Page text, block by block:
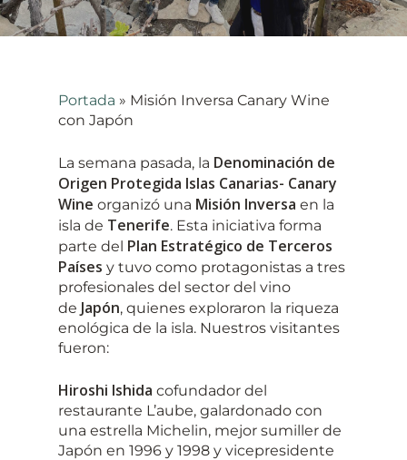
Portada » Misión Inversa Canary Wine
con Japón
La semana pasada, la Denominación de
Origen Protegida Islas Canarias- Canary
Wine organizó una Misión Inversa en la
isla de Tenerife. Esta iniciativa forma
parte del Plan Estratégico de Terceros
Países y tuvo como protagonistas a tres
profesionales del sector del vino
de Japón, quienes exploraron la riqueza
enológica de la isla. Nuestros visitantes
fueron:
Hiroshi Ishida cofundador del
restaurante L’aube, galardonado con
una estrella Michelin, mejor sumiller de
Japón en 1996 y 1998 y vicepresidente